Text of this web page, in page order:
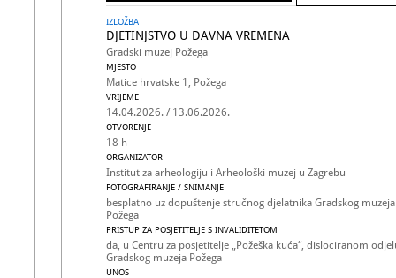
IZLOŽBA
DJETINJSTVO U DAVNA VREMENA
Gradski muzej Požega
MJESTO
Matice hrvatske 1, Požega
VRIJEME
14.04.2026. / 13.06.2026.
OTVORENJE
18 h
ORGANIZATOR
Institut za arheologiju i Arheološki muzej u Zagrebu
FOTOGRAFIRANJE / SNIMANJE
besplatno uz dopuštenje stručnog djelatnika Gradskog muzeja
Požega
PRISTUP ZA POSJETITELJE S INVALIDITETOM
da, u Centru za posjetitelje „Požeška kuća“, dislociranom
Gradskog muzeja Požega
UNOS